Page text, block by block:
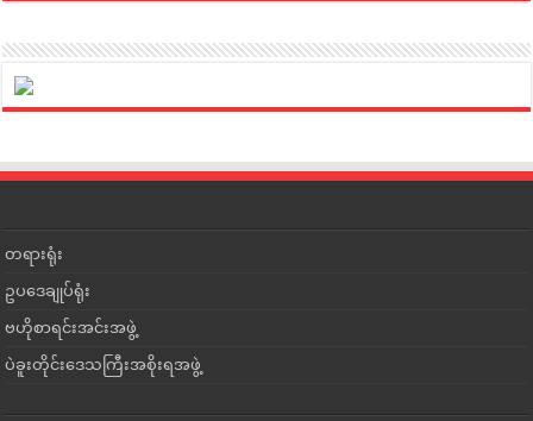
တရားရုံး
ဥပဒေချုပ်ရုံး
ဗဟိုစာရင်းအင်းအဖွဲ့
ပဲခူးတိုင်းဒေသကြီးအစိုးရအဖွဲ့